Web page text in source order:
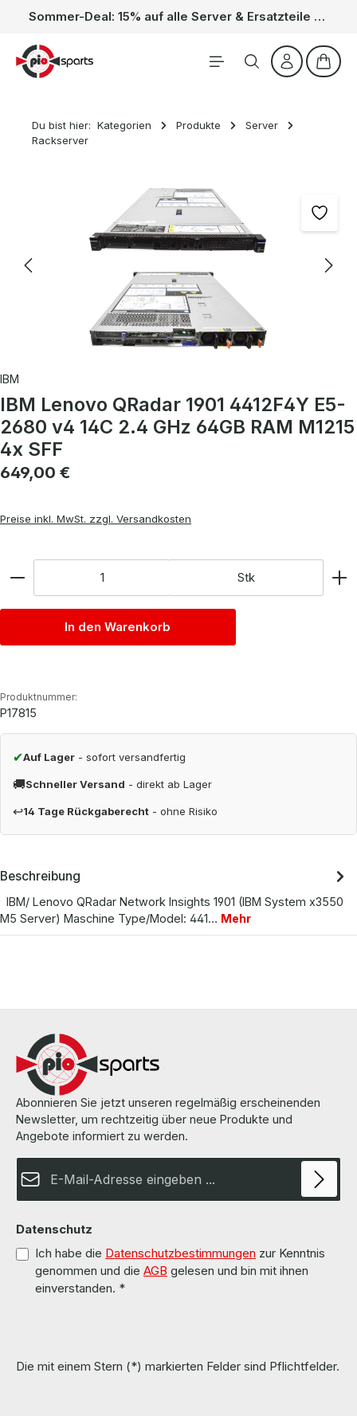
Zum Hauptinhalt springen Sommer-Deal: 15% auf alle Server & Ersatzteile – Kein Code nötig, der Rabatt wird automatisch im Warenkorb abgezogen. Gültig vom 01.06. bis 31.08.
Du bist hier: Kategorien Produkte
Server
Rackserver
IBM
IBM Lenovo QRadar 1901 4412F4Y E5-
2680 v4 14C 2.4 GHz 64GB RAM M1215
4x SFF
Regulärer Preis:
649,00 €
Preise inkl. MwSt. zzgl. Versandkosten
Stk
In den Warenkorb
Produktnummer:
P17815
✔Auf Lager - sofort versandfertig
🚚Schneller Versand - direkt ab Lager
↩14 Tage Rückgaberecht - ohne Risiko
Beschreibung
IBM/ Lenovo QRadar Network Insights 1901 (IBM System x3550
M5 Server) Maschine Type/Model: 441… Mehr
Abonnieren Sie jetzt unseren regelmäßig erscheinenden
Newsletter, um rechtzeitig über neue Produkte und
Angebote informiert zu werden.
Datenschutz
Ich habe die Datenschutzbestimmungen zur Kenntnis
genommen und die AGB gelesen und bin mit ihnen
einverstanden. *
Die mit einem Stern (*) markierten Felder sind Pflichtfelder.